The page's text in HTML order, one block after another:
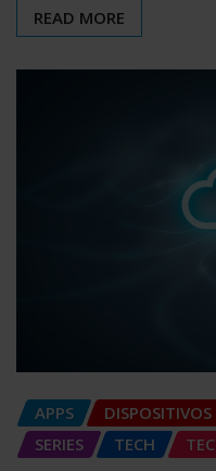
READ MORE
APPS DISPOSITIVOS
SERIES
TECH